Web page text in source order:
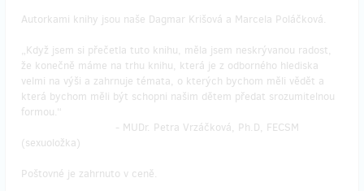
Autorkami knihy jsou naše Dagmar Krišová a Marcela Poláčková.
„Když jsem si přečetla tuto knihu, měla jsem neskrývanou radost,
že konečně máme na trhu knihu, která je z odborného hlediska
velmi na výši a zahrnuje témata, o kterých bychom měli vědět a
která bychom měli být schopni našim dětem předat srozumitelnou
formou.“
- MUDr. Petra Vrzáčková, Ph.D, FECSM
(sexuoložka)
Poštovné je zahrnuto v ceně.